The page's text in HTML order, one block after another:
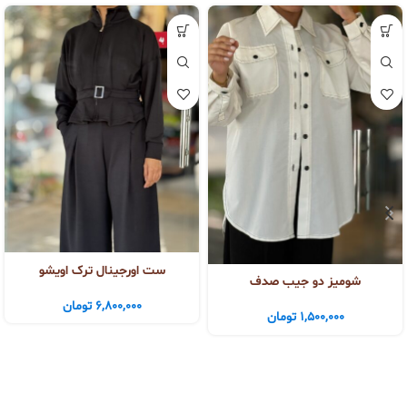
شومیز دو جیب صدف
1,500,000 تومان
ست اورجینال ترک اویشو
6,800,000 تومان